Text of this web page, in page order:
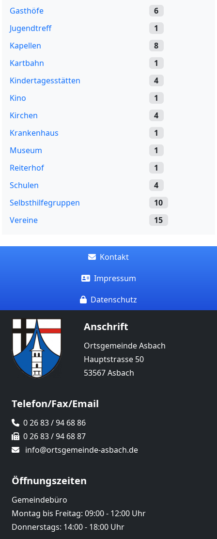
Gasthöfe
6
Jugendtreff
1
Kapellen
8
Kartbahn
1
Kindertagesstätten
4
Kino
1
Kirchen
4
Krankenhaus
1
Museum
1
Reiterhof
1
Schulen
4
Selbsthilfegruppen
10
Vereine
15
Kontakt
Impressum
Datenschutz
Anschrift
Ortsgemeinde Asbach
Hauptstrasse 50
53567 Asbach
Telefon/Fax/Email
0 26 83 / 94 68 86
0 26 83 / 94 68 87
info@ortsgemeinde-asbach.de
Öffnungszeiten
Gemeindebüro
Montag bis Freitag: 09:00 - 12:00 Uhr
Donnerstags: 14:00 - 18:00 Uhr